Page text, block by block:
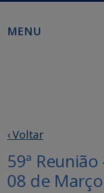
MENU
‹ Voltar
59ª
08 de